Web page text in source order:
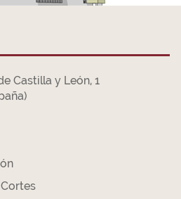
Castilla y León, 1